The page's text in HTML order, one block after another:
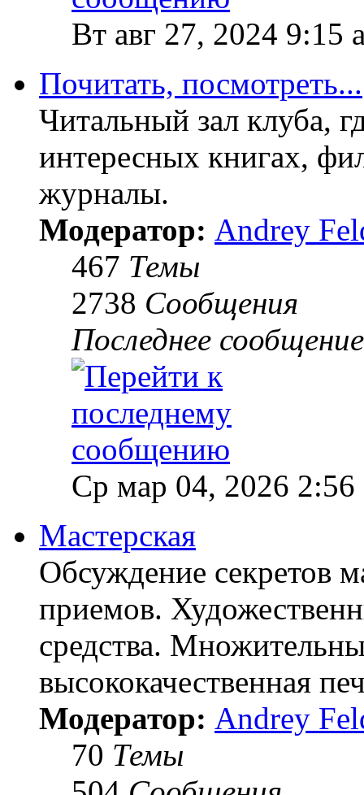
Вт авг 27, 2024 9:15
Почитать, посмотреть...
Читальный зал клуба,
интересных книгах,
журналы.
Модератор: Andrey
467 Темы
2738 Сообщения
Последнее сообщение
Ср мар 04, 2026 2:56
Мастерская
Обсуждение секретов
приемов.
средства.
высококачественная
Модератор: Andrey
70 Темы